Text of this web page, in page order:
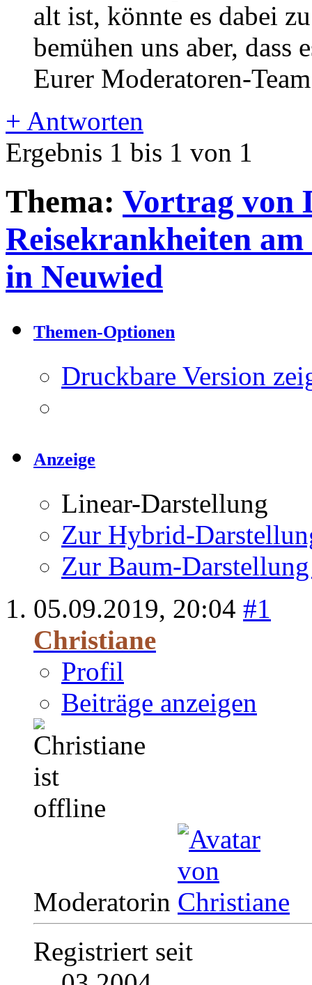
alt ist, könnte es dabei
bemühen uns aber, dass
Eurer Moderatoren-Team
+ Antworten
Ergebnis 1 bis 1 von 1
Thema: Vortrag von
Reisekrankheiten am
in Neuwied
Themen-Optionen
Druckbare Version
Anzeige
Linear-Darstellung
Zur Hybrid-
Zur Baum-
05.09.2019, 20:04 #1
Christiane
Profil
Beiträge anzeigen
Moderatorin
Registriert seit